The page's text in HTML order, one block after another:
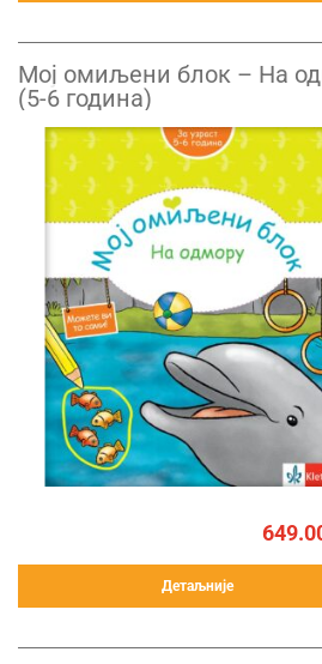
Mој омиљени блок – На
(5-6 година)
Детаљније